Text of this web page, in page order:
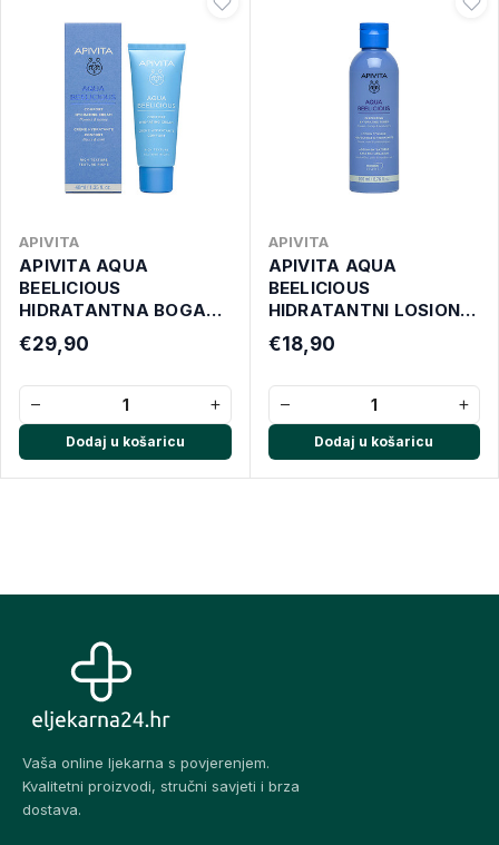
APIVITA
APIVITA AQUA
BEELICIOUS
HIDRATANTNA BOGATA
KREMA 40 ML
€29,90
− +
Dodaj u košaricu
APIVITA
APIVITA AQUA
BEELICIOUS
HIDRATANTNI LOSION
200ML
€18,90
− +
Dodaj u košaricu
Vaša online ljekarna s povjerenjem.
Kvalitetni proizvodi, stručni savjeti i brza
dostava.